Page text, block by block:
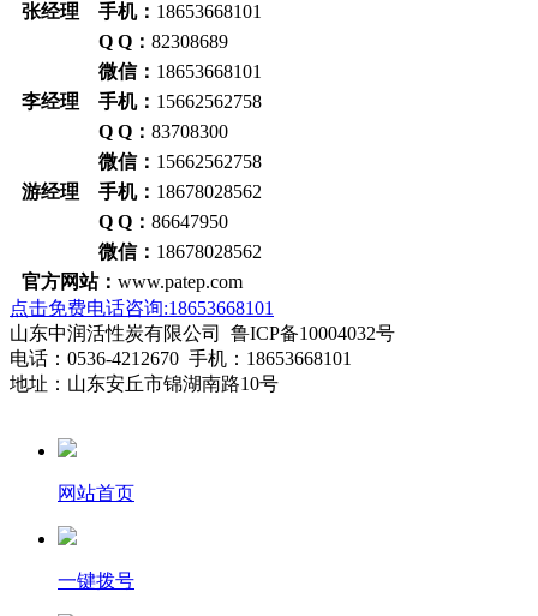
张经理 手机： 18653668101
Q Q： 82308689
微信： 18653668101
李经理 手机： 15662562758
Q Q： 83708300
微信： 15662562758
游经理 手机： 18678028562
Q Q： 86647950
微信： 18678028562
官方网站： www.patep.com
点击免费电话咨询:18653668101
山东中润活性炭有限公司 鲁ICP备10004032号
电话：0536-4212670 手机：18653668101
地址：山东安丘市锦湖南路10号
网站首页
一键拨号